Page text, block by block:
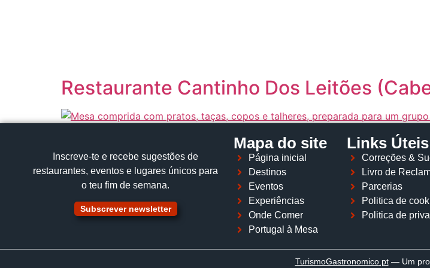
Restaurante Cantinho Dos Leitões
Inscreve‑te e recebe sugestões de
restaurantes, eventos e lugares únicos para
o teu fim de semana.
Subscrever newsletter
Mapa do site
Página inicial
Destinos
Eventos
Experiências
Onde Comer
Portugal à Mesa
Links Úteis
Correções &
Livro de
Parcerias
Politica de
Politica de
TurismoGastronomico.pt— Um